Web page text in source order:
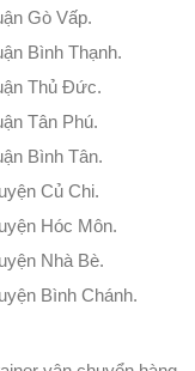
Gò Vấp.
Bình Thạnh.
Thủ Đức.
Tân Phú.
Bình Tân.
Củ Chi.
Hóc Môn.
Nhà Bè.
Bình Chánh.